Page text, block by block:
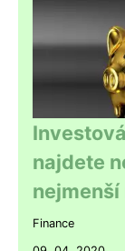
najdete
nejmenší
Finance